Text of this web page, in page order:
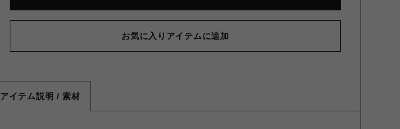
お気に入りアイテムに追加
アイテム説明 / 素材